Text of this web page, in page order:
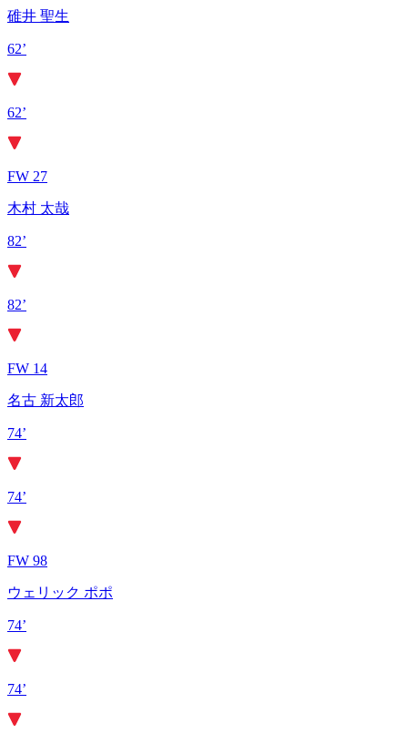
碓井 聖生
62’
62’
FW 27
木村 太哉
82’
82’
FW 14
名古 新太郎
74’
74’
FW 98
ウェリック ポポ
74’
74’